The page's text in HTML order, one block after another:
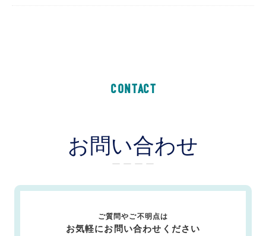
CONTACT
お問い合わせ
ー ー ー ー
ご質問やご不明点は
お気軽にお問い合わせください